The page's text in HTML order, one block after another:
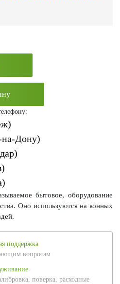
на-Дону)
бытовое, оборудование
Оно используются на конных
поддержка
вопросам
поверка, расходные